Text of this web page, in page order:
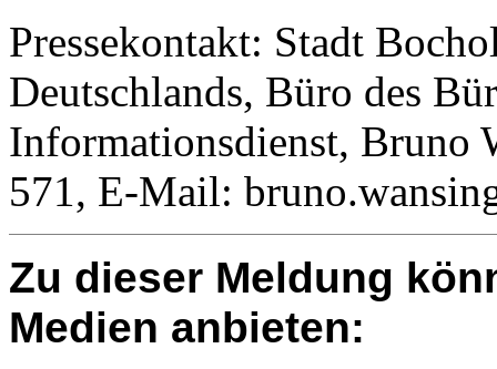
Pressekontakt: Stadt
Deutschlands, Büro des
Informationsdienst, Bruno
571, E-Mail:
Zu dieser Meldung
Medien anbieten: